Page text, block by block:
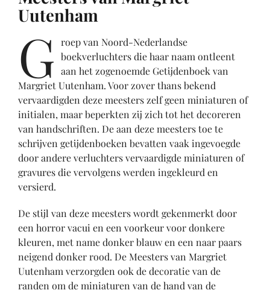
Uutenham
G roep van Noord-Nederlandse
boekverluchters die haar naam ontleent
aan het zogenoemde Getijdenboek van
Margriet Uutenham. Voor zover thans bekend
vervaardigden deze meesters zelf geen miniaturen of
initialen, maar beperkten zij zich tot het decoreren
van handschriften. De aan deze meesters toe te
schrijven getijdenboeken bevatten vaak ingevoegde
door andere verluchters vervaardigde miniaturen of
gravures die vervolgens werden ingekleurd en
versierd.
De stijl van deze meesters wordt gekenmerkt door
een horror vacui en een voorkeur voor donkere
kleuren, met name donker blauw en een naar paars
neigend donker rood. De Meesters van Margriet
Uutenham verzorgden ook de decoratie van de
randen om de miniaturen van de hand van de